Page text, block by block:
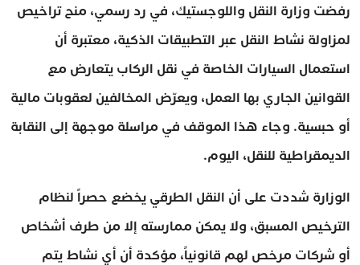
رفضت وزارة النقل واللوجستيك، في رد رسمي، منح تراخيص
لمزاولة نشاط النقل عبر التطبيقات الذكية، معتبرة أن
استعمال السيارات الخاصة في نقل الركاب يتعارض مع
القوانين الجاري بها العمل، ويعرّض المخالفين لعقوبات مالية
أو حبسية. وجاء هذا الموقف في مراسلة موجهة إلى النقابة
الديمقراطية للنقل، اليوم.
الوزارة شددت على أن النقل الطرقي يخضع حصراً لنظام
الترخيص المسبق، ولا يمكن ممارسته إلا من طرف أشخاص
أو شركات مرخص لهم قانونياً، مؤكدة أن أي نشاط يتم